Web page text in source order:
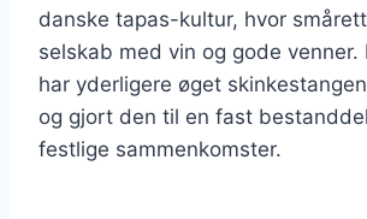
danske tapas-kultur, hvor
selskab med vin og gode venner.
har yderligere øget
og gjort den til en fast
festlige sammenkomster.